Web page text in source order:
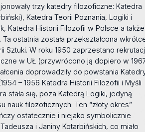
trzy katedry filozoficzne: Katedra
Katedra Teorii Poznania, Logiki i
Katedra Historii Filozofii w Polsce a także
Ta ostatnia została przekształcona
Sztuki. W roku 1950 zaprzestano
w UŁ (przywrócono ją dopiero w
doprowadziły do powstania
– 1956 Katedra Historii Filozofii i Myśli
stała się, poza Katedrą Logiki, jedyną
nauk filozoficznych. Ten “złoty okres”
ostatecznie i niejako symbolicznie
i Janiny Kotarbińskich, co miało